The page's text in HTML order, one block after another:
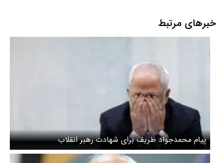
خبرهای مرتبط
پیام محمدجواد ظریف برای شهادت رهبر انقلاب